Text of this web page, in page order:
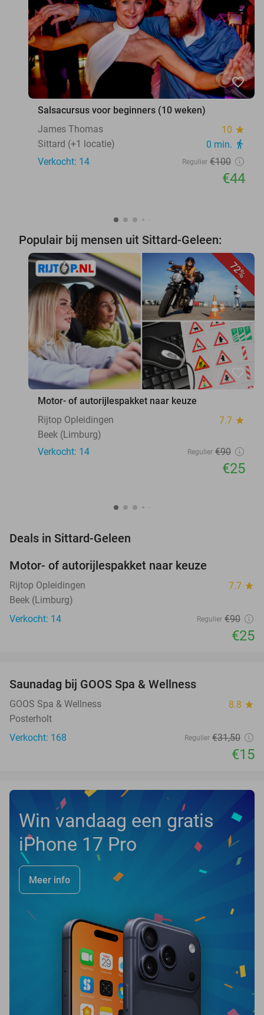
favorite_border
Salsacursus voor beginners (10 weken)
James Thomas
10 star
Sittard (+1 locatie) 0 min. directions_walk
Verkocht: 14 Regulier €100
€44
Populair bij mensen uit Sittard-Geleen:
72%
favorite_border
Motor- of autorijlespakket naar keuze
Rijtop Opleidingen
7.7 star
Beek (Limburg)
Verkocht: 14
Regulier €90
€25
Deals in Sittard-Geleen
Motor- of autorijlespakket naar keuze
Rijtop Opleidingen 7.7 star
Beek (Limburg)
Verkocht: 14
Regulier €90
€25
TODAY
Saunadag bij GOOS Spa & Wellness
GOOS Spa & Wellness 8.8 star
Posterholt
Verkocht: 168
Regulier €31,50
€15
Win vandaag een gratis
iPhone 17 Pro
Meer info